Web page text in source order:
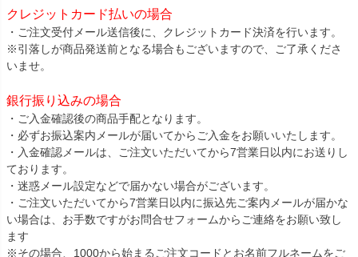
クレジットカード払いの場合
・ご注文受付メール送信後に、クレジットカード決済を行います。
※引落しが商品発送前となる場合もございますので、ご了承くださ
いませ。
銀行振り込みの場合
・ご入金確認後の商品手配となります。
・必ずお振込案内メールが届いてからご入金をお願いいたします。
・入金確認メールは、ご注文いただいてから7営業日以内にお送りし
ております。
・迷惑メール設定などで届かない場合がございます。
・ご注文いただいてから7営業日以内に振込先ご案内メールが届かな
い場合は、お手数ですがお問合せフォームからご連絡をお願い致し
ます
※その場合、1000から始まるご注文コードとお名前フルネームをご